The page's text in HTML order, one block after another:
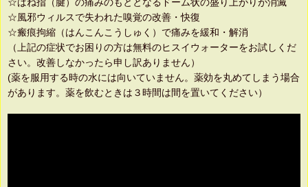
☆風邪ウィルスで失われた嗅覚の改善・快復
☆瘢痕拘縮（はんこんこうしゅく）で痛みを緩和・解消
（上記の症状でお困りの方は無料のヒスイウォーターをお試しくだ
さい。改善しなかったら申し訳ありません）
(薬を服用する時の水には向いていません。薬効を丸めてしまう場合
があります。薬を飲むときは３時間は間を置いてください）